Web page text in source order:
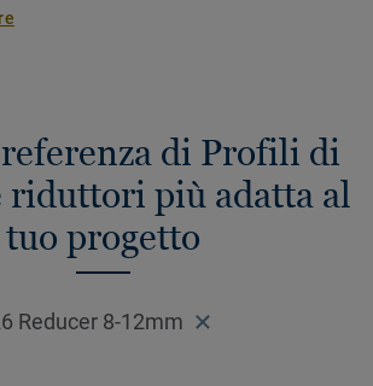
di Profili di
più adatta al
tuo progetto
Reducer 8-12mm